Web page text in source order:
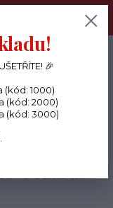
den, KREATIVNÍ
Menu
🎉
(kód: 1000)
(kód: 2000)
(kód: 3000)